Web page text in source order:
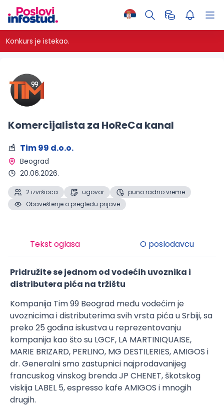
Konkurs je istekao.
Komercijalista za HoReCa kanal
Tim 99 d.o.o.
Beograd
20.06.2026.
2 izvršioca ugovor
puno radno vreme
Obaveštenje o pregledu prijave
Tekst oglasa O poslodavcu
Pridružite se jednom od vodećih uvoznika i
distributera pića na tržištu
Kompanija Tim 99 Beograd među vodećim je
uvoznicima i distributerima svih vrsta pića u Srbiji, sa
preko 25 godina iskustva u reprezentovanju
kompanija kao što su LGCF, LA MARTINIQUAISE,
MARIE BRIZARD, PERLINO, MG DESTILERIES, AMIGOS i
dr. Generalni smo zastupnici najprodavanijeg
francuskog vinskog brenda JP CHENET, škotskog
viskija LABEL 5, espresso kafe AMIGOS i mnogih
drugih.